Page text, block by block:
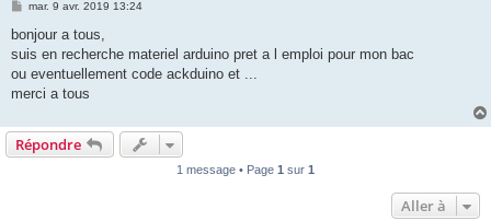
M
s
a
g
mar. 9 avr. 2019 13:24
bonjour a tous,
suis en recherche materiel arduino pret a l emploi pour mon bac
ou eventuellement code ackduino et ...
merci a tous
Répondre
1 message • Page 1 sur 1
Aller à